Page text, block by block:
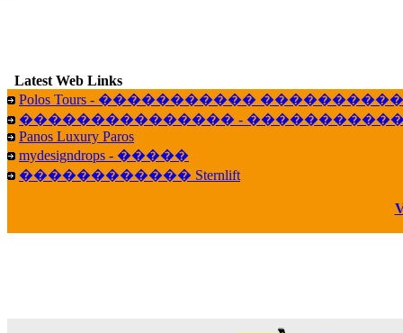
Galatea :Efharist&oacute;
03:56
LavantiS :that's great news! ����� �� ������!
14:35
Galatea : �� ����� ���� ������ ���
21:35
Latest Web Links
Polos Tours - �����������
��������������� -
Panos Luxury Paros
mydesigndrops - �����
������������ Sternlift